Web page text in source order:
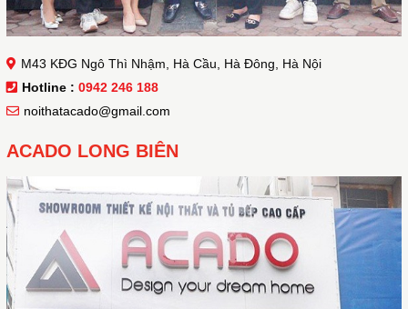
M43 KĐG Ngô Thì Nhậm, Hà Cầu, Hà Đông, Hà Nội
Hotline : 0942 246 188
noithatacado@gmail.com
ACADO LONG BIÊN